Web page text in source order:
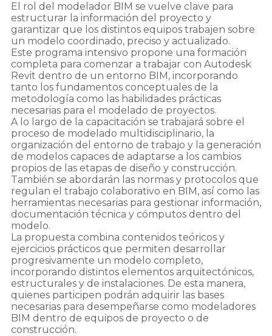
El rol del modelador BIM se vuelve clave para
estructurar la información del proyecto y
garantizar que los distintos equipos trabajen sobre
un modelo coordinado, preciso y actualizado.
Este programa intensivo propone una formación
completa para comenzar a trabajar con Autodesk
Revit dentro de un entorno BIM, incorporando
tanto los fundamentos conceptuales de la
metodología como las habilidades prácticas
necesarias para el modelado de proyectos.
A lo largo de la capacitación se trabajará sobre el
proceso de modelado multidisciplinario, la
organización del entorno de trabajo y la generación
de modelos capaces de adaptarse a los cambios
propios de las etapas de diseño y construcción.
También se abordarán las normas y protocolos que
regulan el trabajo colaborativo en BIM, así como las
herramientas necesarias para gestionar información,
documentación técnica y cómputos dentro del
modelo.
La propuesta combina contenidos teóricos y
ejercicios prácticos que permiten desarrollar
progresivamente un modelo completo,
incorporando distintos elementos arquitectónicos,
estructurales y de instalaciones. De esta manera,
quienes participen podrán adquirir las bases
necesarias para desempeñarse como modeladores
BIM dentro de equipos de proyecto o de
construcción.